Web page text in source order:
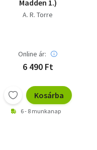
Madden 1.)
A. R. Torre
Online ár:
6 490 Ft
Kosárba
6 - 8 munkanap